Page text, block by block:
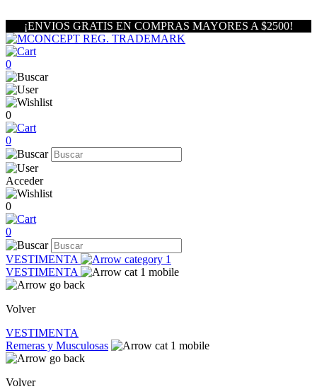
¡ENVIOS GRATIS EN COMPRAS MAYORES A $2500!
0
0
0
Acceder
0
0
VESTIMENTA
VESTIMENTA
Volver
VESTIMENTA
Remeras y Musculosas
Volver